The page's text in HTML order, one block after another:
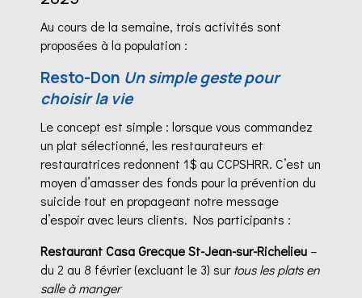
Au cours de la semaine, trois activités sont
proposées à la population :
Resto-Don Un simple geste pour
choisir la vie
Le concept est simple : lorsque vous commandez
un plat sélectionné, les restaurateurs et
restauratrices redonnent 1$ au CCPSHRR. C’est un
moyen d’amasser des fonds pour la prévention du
suicide tout en propageant notre message
d’espoir avec leurs clients. Nos participants :
Restaurant Casa Grecque St-Jean-sur-Richelieu –
du 2 au 8 février (excluant le 3) surtous les plats en
salle à manger